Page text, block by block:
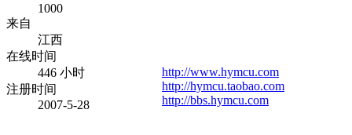
1000
来自
江西
在线时间
446 小时
注册时间
2007-5-28
http://www.hymcu.com
http://hymcu.taobao.com
http://bbs.hymcu.com